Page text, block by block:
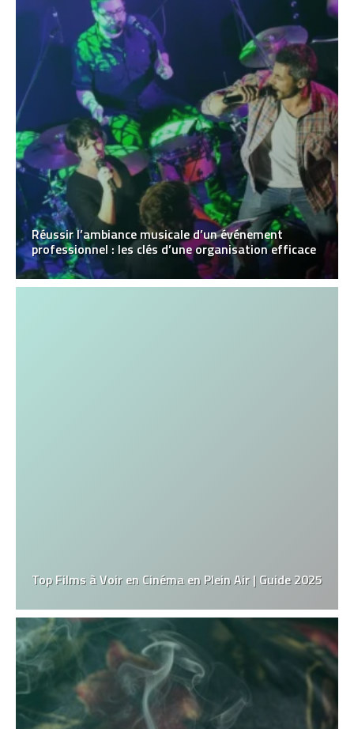
Réussir l’ambiance musicale d’un événement
professionnel : les clés d’une organisation efficace
Top Films à Voir en Cinéma en Plein Air | Guide 2025